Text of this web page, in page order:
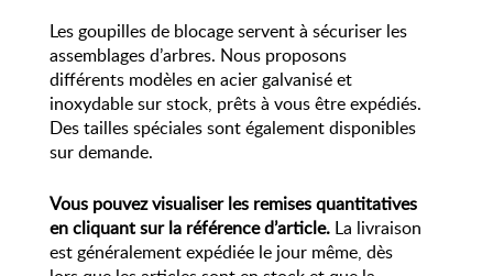
Les goupilles de blocage servent à sécuriser les
assemblages d’arbres. Nous proposons
différents modèles en acier galvanisé et
inoxydable sur stock, prêts à vous être expédiés.
Des tailles spéciales sont également disponibles
sur demande.
Vous pouvez visualiser les remises quantitatives
en cliquant sur la référence d’article.
La livraison
est généralement expédiée le jour même, dès